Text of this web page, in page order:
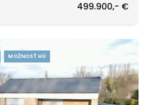
499.900,- €
MOŽNOSŤ HÚ